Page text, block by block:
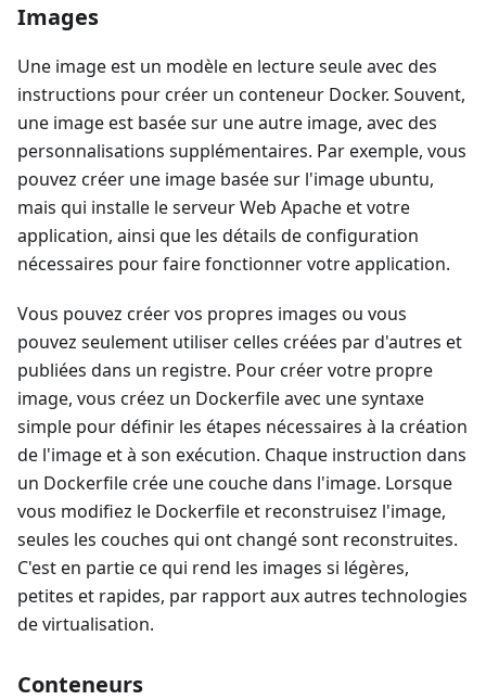
Images
Une image est un modèle en lecture seule avec des
instructions pour créer un conteneur Docker. Souvent,
une image est basée sur une autre image, avec des
personnalisations supplémentaires. Par exemple, vous
pouvez créer une image basée sur l'image ubuntu,
mais qui installe le serveur Web Apache et votre
application, ainsi que les détails de configuration
nécessaires pour faire fonctionner votre application.
Vous pouvez créer vos propres images ou vous
pouvez seulement utiliser celles créées par d'autres et
publiées dans un registre. Pour créer votre propre
image, vous créez un Dockerfile avec une syntaxe
simple pour définir les étapes nécessaires à la création
de l'image et à son exécution. Chaque instruction dans
un Dockerfile crée une couche dans l'image. Lorsque
vous modifiez le Dockerfile et reconstruisez l'image,
seules les couches qui ont changé sont reconstruites.
C'est en partie ce qui rend les images si légères,
petites et rapides, par rapport aux autres technologies
de virtualisation.
Conteneurs